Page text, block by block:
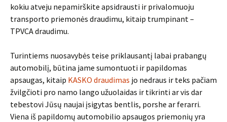
kokiu atveju nepamirškite apsidrausti ir privalomuoju
transporto priemonės draudimu, kitaip trumpinant –
TPVCA draudimu.
Turintiems nuosavybės teise priklausantį labai prabangų
automobilį, būtina jame sumontuoti ir papildomas
apsaugas, kitaip KASKO draudimas jo nedraus ir teks pačiam
žvilgčioti pro namo lango užuolaidas ir tikrinti ar vis dar
tebestovi Jūsų naujai įsigytas bentlis, porshe ar ferarri.
Viena iš papildomų automobilio apsaugos priemonių yra